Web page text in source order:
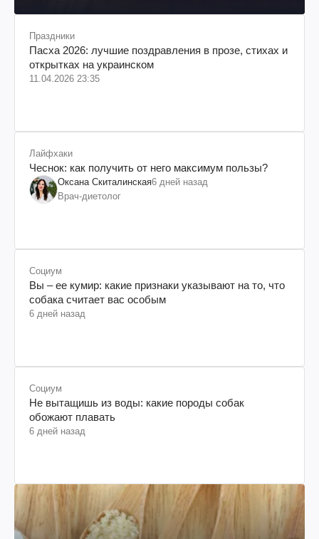
Праздники
Пасха 2026: лучшие поздравления в прозе, стихах и
открытках на украинском
11.04.2026 23:35
Лайфхаки
Чеснок: как получить от него максимум пользы?
Оксана Скиталинская6 дней назад
Врач-диетолог
Социум
Вы – ее кумир: какие признаки указывают на то, что
собака считает вас особым
6 дней назад
Социум
Не вытащишь из воды: какие породы собак
обожают плавать
6 дней назад